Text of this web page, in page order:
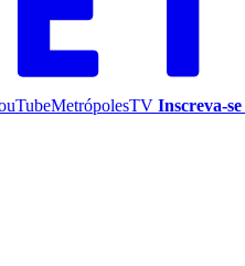
MetrópolesTV Inscreva-se